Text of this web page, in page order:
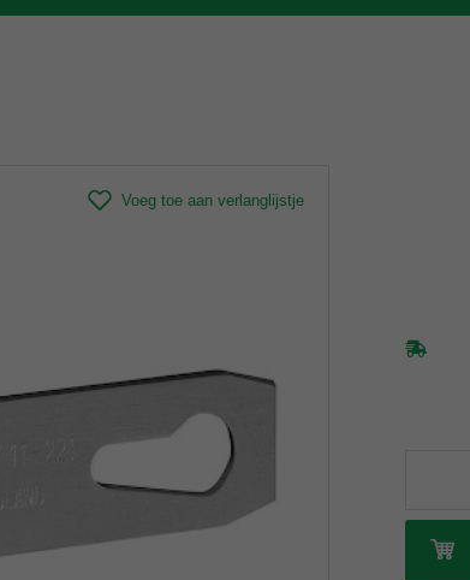
Voeg toe aan verlanglijstje